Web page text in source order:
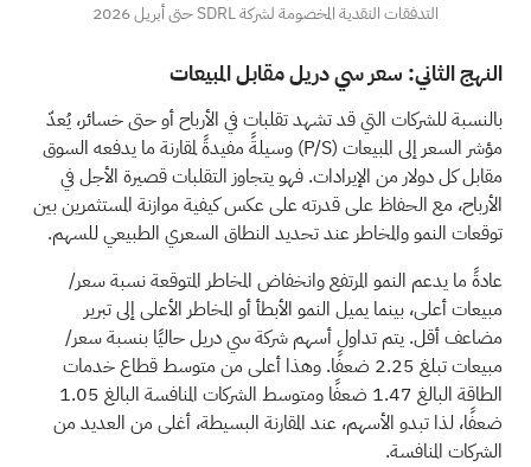
التدفقات النقدية المخصومة لشركة SDRL حتى أبريل 2026
النهج الثاني: سعر سي دريل مقابل المبيعات
بالنسبة للشركات التي قد تشهد تقلبات في الأرباح أو حتى خسائر، يُعدّ
مؤشر السعر إلى المبيعات (P/S) وسيلةً مفيدةً لمقارنة ما يدفعه السوق
مقابل كل دولار من الإيرادات. فهو يتجاوز التقلبات قصيرة الأجل في
الأرباح، مع الحفاظ على قدرته على عكس كيفية موازنة المستثمرين بين
توقعات النمو والمخاطر عند تحديد النطاق السعري الطبيعي للسهم.
عادةً ما يدعم النمو المرتفع وانخفاض المخاطر المتوقعة نسبة سعر/
مبيعات أعلى، بينما يميل النمو الأبطأ أو المخاطر الأعلى إلى تبرير
مضاعف أقل. يتم تداول أسهم شركة سي دريل حاليًا بنسبة سعر/
مبيعات تبلغ 2.25 ضعفًا. وهذا أعلى من متوسط قطاع خدمات
الطاقة البالغ 1.47 ضعفًا ومتوسط الشركات المنافسة البالغ 1.05
ضعفًا، لذا تبدو الأسهم، عند المقارنة البسيطة، أغلى من العديد من
الشركات المنافسة.